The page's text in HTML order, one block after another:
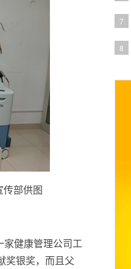
部供图
家健康管理公司工
奖银奖，而且父
7
8